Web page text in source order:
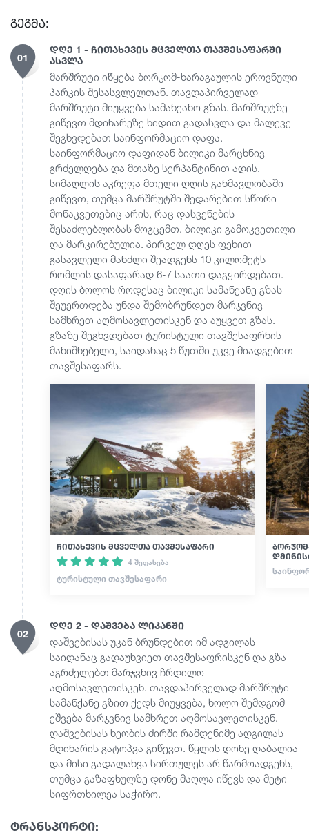
გეგმა:
01
დღე 1 - ჩითახევის მცველთა თავშესაფარში
ასვლა
მარშრუტი იწყება ბორჯომ-ხარაგაულის ეროვნული
პარკის შესასვლელთან. თავდაპირველად
მარშრუტი მიუყვება სამანქანო გზას. მარშრუტზე
გიწევთ მდინარეზე ხიდით გადასვლა და მალევე
შეგხვდებათ საინფორმაციო დაფა.
საინფორმაციო დაფიდან ბილიკი მარცხნივ
გრძელდება და მთაზე სერპანტინით ადის.
სიმაღლის აკრეფა მთელი დღის განმავლობაში
გიწევთ, თუმცა მარშრუტში შედარებით სწორი
მონაკვეთებიც არის, რაც დასვენების
შესაძლებლობას მოგცემთ. ბილიკი გამოკვეთილი
და მარკირებულია. პირველ დღეს ფეხით
გასავლელი მანძლი შეადგენს 10 კილომეტს
რომლის დასაფარად 6-7 საათი დაგჭირდებათ.
დღის ბოლოს როდესაც ბილიკი სამანქანე გზას
შეუერთდება უნდა შემობრუნდეთ მარჯვნივ
სამხრეთ აღმოსავლეთისკენ და აუყვეთ გზას.
გზაზე შეგხვდებათ ტურისტული თავშესაფრნის
მანიშნებელი, საიდანაც 5 წუთში უკვე მიადგებით
თავშესაფარს.
ჩითახევის მცველთა თავშესაფარი
4 შეფასება
ᲢᲣᲠᲘᲡᲢᲣᲚᲘ ᲗᲐᲕᲨᲔᲡᲐᲤᲐᲠᲘ
02
დღე 2 - დაშვება ლიკანში
დაშვებისას უკან ბრუნდებით იმ ადგილას
საიდანაც გადაუხვიეთ თავშესაფრისკენ და გზა
აგრძელებთ მარჯვნივ ჩრდილო
აღმოსავლეთისკენ. თავდაპირველად მარშრუტი
სამანქანე გზით ქედს მიუყვება, ხოლო შემდგომ
ეშვება მარჯვნივ სამხრეთ აღმოსავლეთისკენ.
დაშვებისას ხეობის ძირში რამდენიმე ადგილას
მდინარის გატოპვა გიწევთ. წყლის დონე დაბალია
და მისი გადალახვა სირთულეს არ წარმოადგენს,
თუმცა გაზაფხულზე დონე მაღლა იწევს და მეტი
სიფრთხილეა საჭირო.
ტრანსპორტი: